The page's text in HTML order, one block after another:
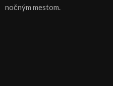
nočným mestom.